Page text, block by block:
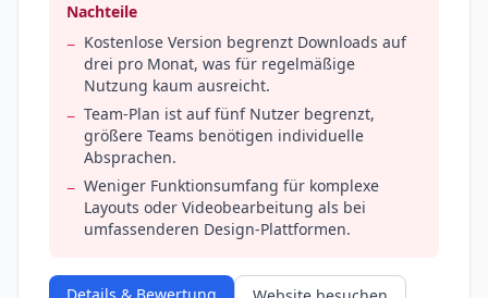
Nachteile
− Kostenlose Version begrenzt Downloads auf
drei pro Monat, was für regelmäßige
Nutzung kaum ausreicht.
− Team-Plan ist auf fünf Nutzer begrenzt,
größere Teams benötigen individuelle
Absprachen.
− Weniger Funktionsumfang für komplexe
Layouts oder Videobearbeitung als bei
umfassenderen Design-Plattformen.